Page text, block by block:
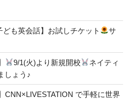
ども英会話】お試しチケット
サ
9/1(火)より新規開校
ネイティ
しょう♪
CNN×LIVESTATION で手軽に世界